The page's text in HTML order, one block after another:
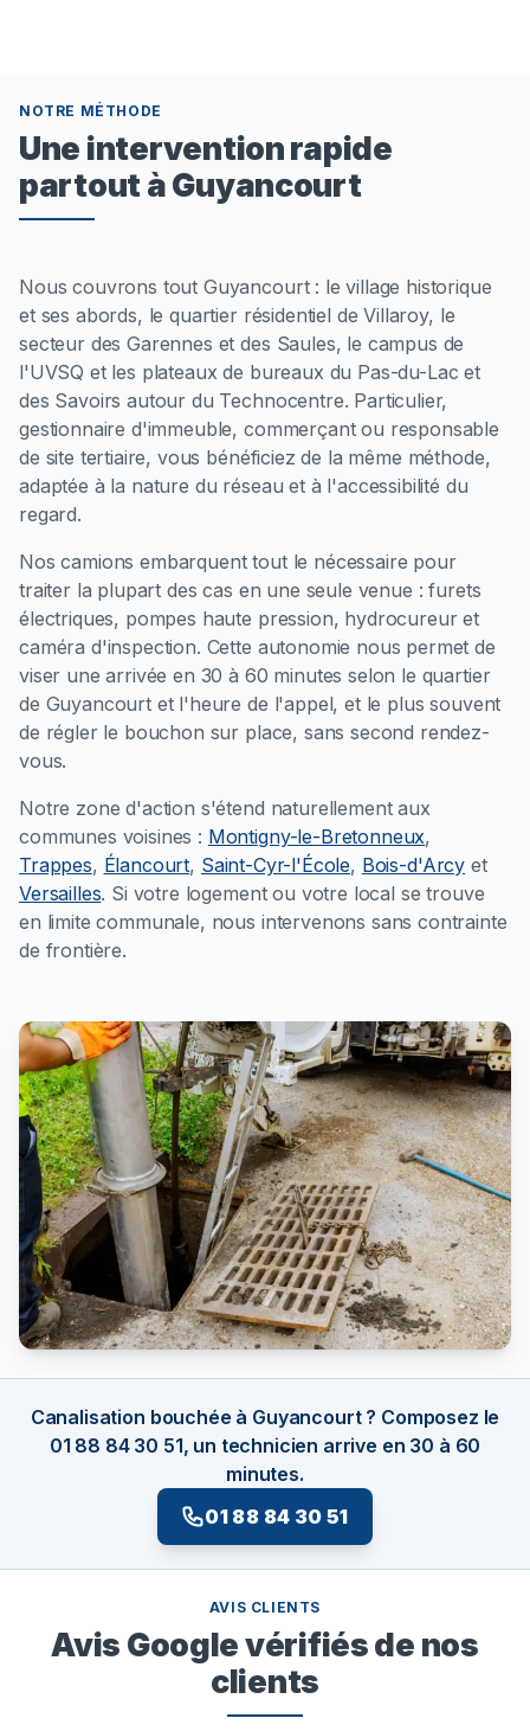
NOTRE MÉTHODE
Une intervention rapide
partout à Guyancourt
Nous couvrons tout Guyancourt : le village historique
et ses abords, le quartier résidentiel de Villaroy, le
secteur des Garennes et des Saules, le campus de
l'UVSQ et les plateaux de bureaux du Pas-du-Lac et
des Savoirs autour du Technocentre. Particulier,
gestionnaire d'immeuble, commerçant ou responsable
de site tertiaire, vous bénéficiez de la même méthode,
adaptée à la nature du réseau et à l'accessibilité du
regard.
Nos camions embarquent tout le nécessaire pour
traiter la plupart des cas en une seule venue : furets
électriques, pompes haute pression, hydrocureur et
caméra d'inspection. Cette autonomie nous permet de
viser une arrivée en 30 à 60 minutes selon le quartier
de Guyancourt et l'heure de l'appel, et le plus souvent
de régler le bouchon sur place, sans second rendez-
vous.
Notre zone d'action s'étend naturellement aux
communes voisines : Montigny-le-Bretonneux,
Trappes, Élancourt, Saint-Cyr-l'École, Bois-d'Arcy et
Versailles. Si votre logement ou votre local se trouve
en limite communale, nous intervenons sans contrainte
de frontière.
Canalisation bouchée à Guyancourt ? Composez le
01 88 84 30 51, un technicien arrive en 30 à 60
minutes.
01 88 84 30 51
AVIS CLIENTS
Avis Google vérifiés de nos
clients